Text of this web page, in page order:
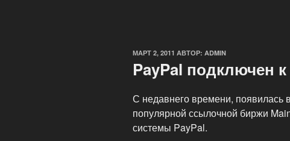
ОПУБЛИКОВАНО
МАРТ 2, 2011 АВТОР: ADMIN
PayPal подключен
С недавнего времени, появилась
популярной ссылочной биржи
системы PayPal.